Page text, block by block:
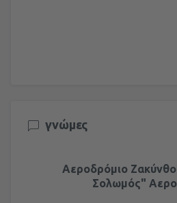
γνώμες
Αεροδρόμιο
Σολωμός"